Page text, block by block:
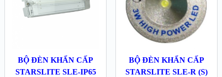
BỘ ĐÈN KHẨN CẤP
STARSLITE SLE-IP65
BỘ ĐÈN KHẨN CẤP
STARSLITE SLE-R (S)